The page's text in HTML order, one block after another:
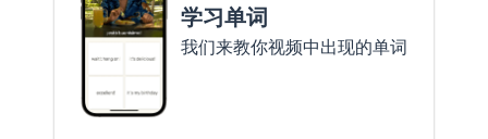
学习单词
我们来教你视频中出现的单词